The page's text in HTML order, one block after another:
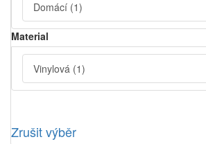
Domácí (1)
Material
Vinylová (1)
Zrušit výběr